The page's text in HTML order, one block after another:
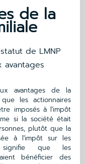
de la
de LMNP
avantages de la
les actionnaires
imposés à l'impôt
si la société était
plutôt que la
à l'impôt sur les
signifie que les
bénéficier des